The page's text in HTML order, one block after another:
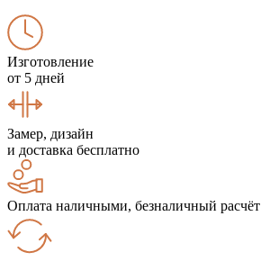
Изготовление
от 5 дней
Замер, дизайн
и доставка бесплатно
Оплата наличными, безналичный расчёт